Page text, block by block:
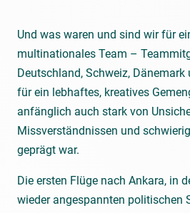
Und was waren und sind wir für
multinationales Team –
Deutschland, Schweiz, Dänemark
für ein lebhaftes, kreatives
anfänglich auch stark von
Missverständnissen und
geprägt war.
Die ersten Flüge nach Ankara, in
wieder angespannten politischen